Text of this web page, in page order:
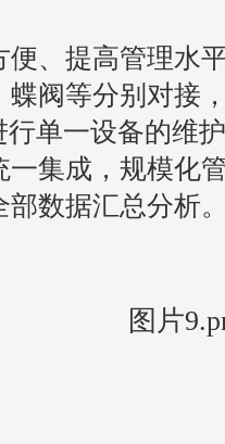
便、提高管理水
蝶阀等分别对接
单一设备的维
一集成，规模化
部数据汇总分析